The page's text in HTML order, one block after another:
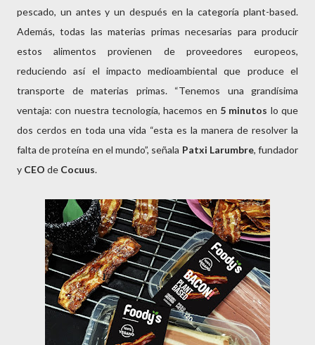
pescado, un antes y un después en la categoría plant-based.
Además, todas las materias primas necesarias para producir
estos alimentos provienen de proveedores europeos,
reduciendo así el impacto medioambiental que produce el
transporte de materias primas. “Tenemos una grandísima
ventaja: con nuestra tecnología, hacemos en 5 minutos lo que
dos cerdos en toda una vida “esta es la manera de resolver la
falta de proteína en el mundo”, señala Patxi Larumbre, fundador
y CEO de Cocuus.